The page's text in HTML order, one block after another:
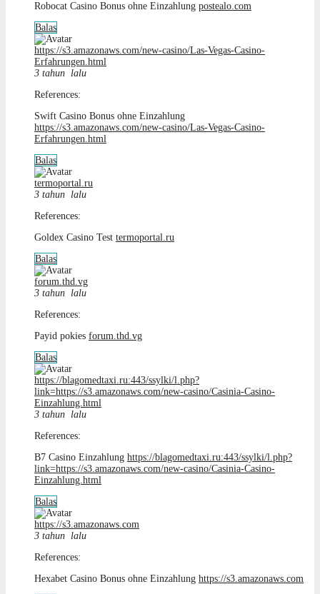
Robocat Casino Bonus ohne Einzahlung postealo.com
Balas
https://s3.amazonaws.com/new-casino/Las-Vegas-Casino-
Erfahrungen.html
3 tahun lalu
References:
Swift Casino Bonus ohne Einzahlung
https://s3.amazonaws.com/new-casino/Las-Vegas-Casino-
Erfahrungen.html
Balas
termoportal.ru
3 tahun lalu
References:
Goldex Casino Test termoportal.ru
Balas
forum.thd.vg
3 tahun lalu
References:
Payid pokies forum.thd.vg
Balas
https://blagomedtaxi.ru:443/ssylki/l.php?
link=https://s3.amazonaws.com/new-casino/Casinia-Casino-
Einzahlung.html
3 tahun lalu
References:
B7 Casino Einzahlung https://blagomedtaxi.ru:443/ssylki/l.php?
link=https://s3.amazonaws.com/new-casino/Casinia-Casino-
Einzahlung.html
Balas
https://s3.amazonaws.com
3 tahun lalu
References:
Hexabet Casino Bonus ohne Einzahlung https://s3.amazonaws.com